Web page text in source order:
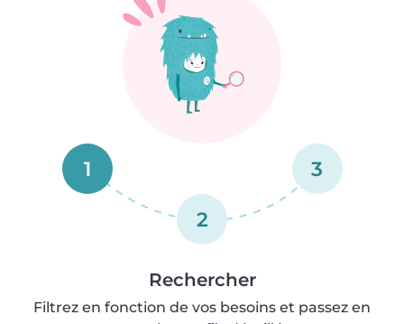
1
2
3
Rechercher
Filtrez en fonction de vos besoins et passez en